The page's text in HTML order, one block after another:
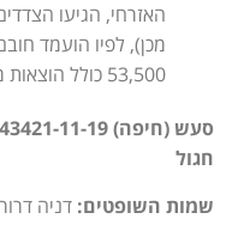
האזרחי, הגיעו
מכן), לפיו הועמד
53,500 כולל הוצאות משפט ושכ"ט עו"ד.
חגול
שמות השופטים: דניה